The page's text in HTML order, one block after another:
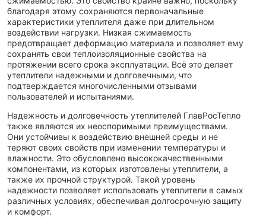
благодаря этому сохраняются первоначальные
характеристики утеплителя даже при длительном
воздействии нагрузки. Низкая сжимаемость
предотвращает деформацию материала и позволяет ему
сохранять свои теплоизоляционные свойства на
протяжении всего срока эксплуатации. Всё это делает
утеплители надежными и долговечными, что
подтверждается многочисленными отзывами
пользователей и испытаниями.
Надежность и долговечность утеплителей ГлавРосТепло
также являются их неоспоримыми преимуществами.
Они устойчивы к воздействию внешней среды и не
теряют своих свойств при изменении температуры и
влажности. Это обусловлено высококачественными
компонентами, из которых изготовлены утеплители, а
также их прочной структурой. Такой уровень
надежности позволяет использовать утеплители в самых
различных условиях, обеспечивая долгосрочную защиту
и комфорт.